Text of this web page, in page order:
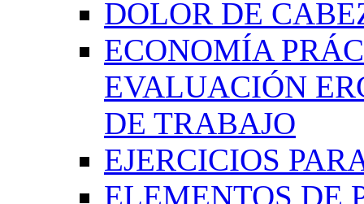
DOLOR DE
ECONOMÍA
EVALUACIÓN
DE TRABAJO
EJERCICIOS
ELEMENTOS DE